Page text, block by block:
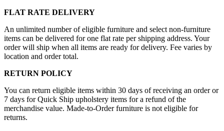
FLAT RATE DELIVERY
An unlimited number of eligible furniture and select non-furniture
items can be delivered for one flat rate per shipping address. Your
order will ship when all items are ready for delivery. Fee varies by
location and order total.
RETURN POLICY
You can return eligible items within 30 days of receiving an order or
7 days for Quick Ship upholstery items for a refund of the
merchandise value. Made-to-Order furniture is not eligible for
returns.